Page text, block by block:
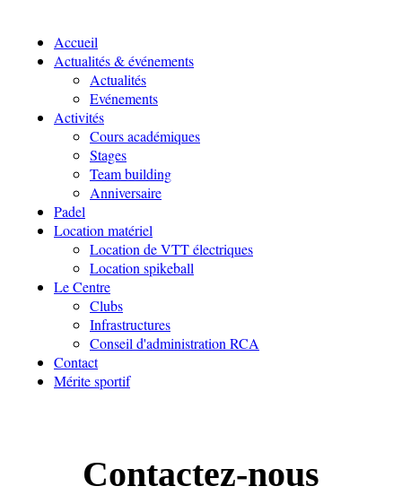
Accueil
Actualités & événements
Actualités
Evénements
Activités
Cours académiques
Stages
Team building
Anniversaire
Padel
Location matériel
Location de VTT électriques
Location spikeball
Le Centre
Clubs
Infrastructures
Conseil d'administration RCA
Contact
Mérite sportif
Contactez-nous